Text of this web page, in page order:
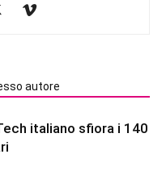
autore
italiano sfiora i 140